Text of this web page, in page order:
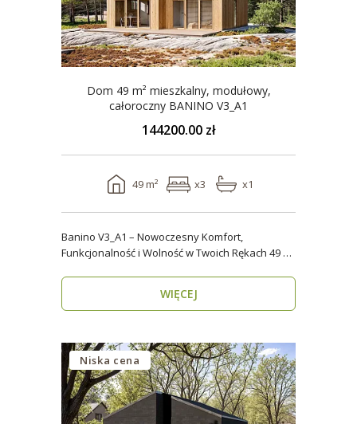
Dom 49 m² mieszkalny, modułowy,
całoroczny BANINO V3_A1
144200.00 zł
49 m² x3 x1
Banino V3_A1 – Nowoczesny Komfort,
Funkcjonalność i Wolność w Twoich Rękach 49 m²
WIĘCEJ
Niska cena